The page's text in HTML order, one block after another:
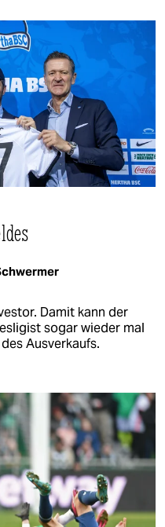
Damit kann der
sogar wieder mal
Ausverkaufs.